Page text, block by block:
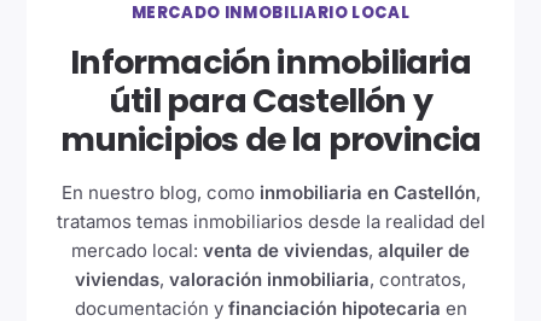
MERCADO INMOBILIARIO LOCAL
Información inmobiliaria
útil para Castellón y
municipios de la provincia
En nuestro blog, como inmobiliaria en Castellón,
tratamos temas inmobiliarios desde la realidad del
mercado local: venta de viviendas, alquiler de
viviendas, valoración inmobiliaria, contratos,
documentación y financiación hipotecaria en